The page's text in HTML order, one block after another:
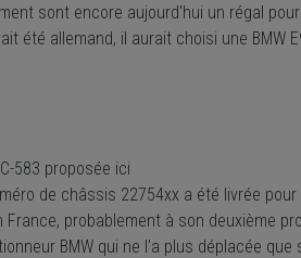
sont encore aujourd'hui un régal
été allemand, il aurait choisi une BMW
583 proposée ici
de châssis 22754xx a été livrée
probablement à son deuxième
BMW qui ne l'a plus déplacée